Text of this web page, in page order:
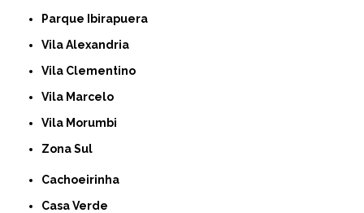
Parque Ibirapuera
Vila Alexandria
Vila Clementino
Vila Marcelo
Vila Morumbi
Zona Sul
Cachoeirinha
Casa Verde